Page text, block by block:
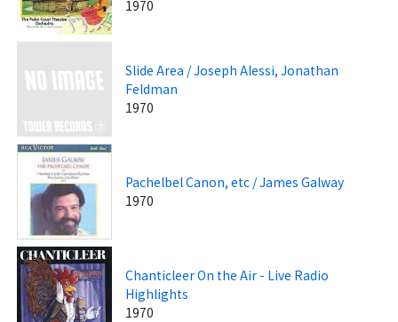
1970
Slide Area / Joseph Alessi, Jonathan
Feldman
1970
Pachelbel Canon, etc / James Galway
1970
Chanticleer On the Air - Live Radio
Highlights
1970